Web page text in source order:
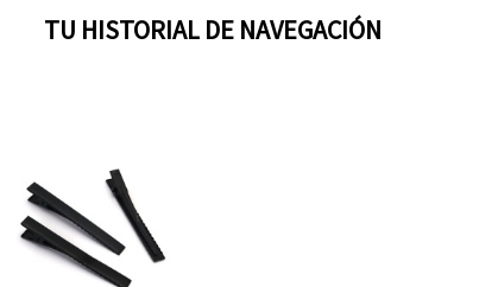
TU HISTORIAL DE NAVEGACIÓN